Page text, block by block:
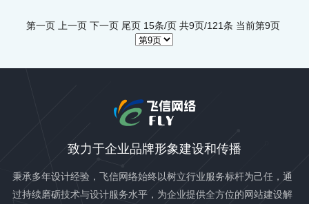
第一页 上一页下一页 尾页 15条/页 共9页/121条 当前第9页
致力于企业品牌形象建设和传播
秉承多年设计经验，飞信网络始终以树立行业服务标杆为己任，通
过持续磨砺技术与设计服务水平，为企业提供全方位的网站建设解